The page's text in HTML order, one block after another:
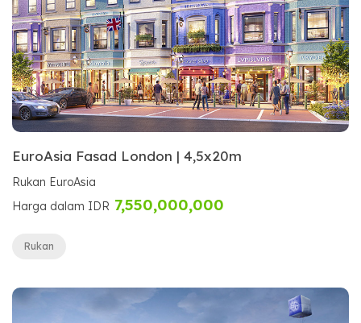
EuroAsia Fasad London | 4,5x20m
Rukan EuroAsia
Harga dalam IDR 7,550,000,000
Rukan